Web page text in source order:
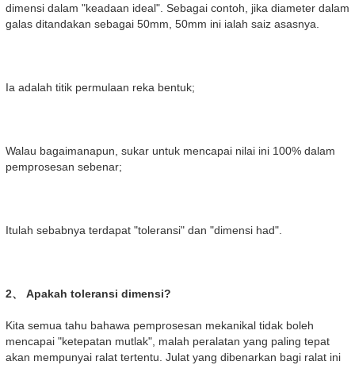
dimensi dalam "keadaan ideal". Sebagai contoh, jika diameter dalam
galas ditandakan sebagai 50mm, 50mm ini ialah saiz asasnya.
Ia adalah titik permulaan reka bentuk;
Walau bagaimanapun, sukar untuk mencapai nilai ini 100% dalam
pemprosesan sebenar;
Itulah sebabnya terdapat "toleransi" dan "dimensi had".
2、 Apakah toleransi dimensi?
Kita semua tahu bahawa pemprosesan mekanikal tidak boleh
mencapai "ketepatan mutlak", malah peralatan yang paling tepat
akan mempunyai ralat tertentu. Julat yang dibenarkan bagi ralat ini